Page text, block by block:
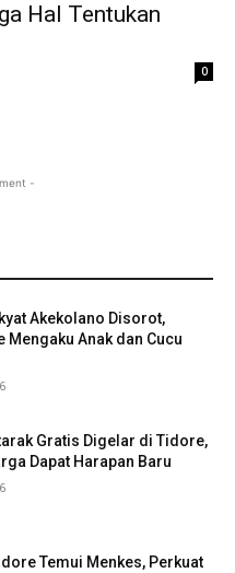
Hal Tentukan
0
-
Akekolano Disorot,
Mengaku Anak dan Cucu
Gratis Digelar di Tidore,
Dapat Harapan Baru
Temui Menkes, Perkuat